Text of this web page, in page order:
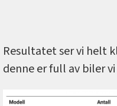
Resultatet ser vi helt
denne er full av biler